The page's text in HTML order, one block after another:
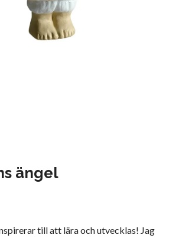
ängel
till att lära och utvecklas! Jag